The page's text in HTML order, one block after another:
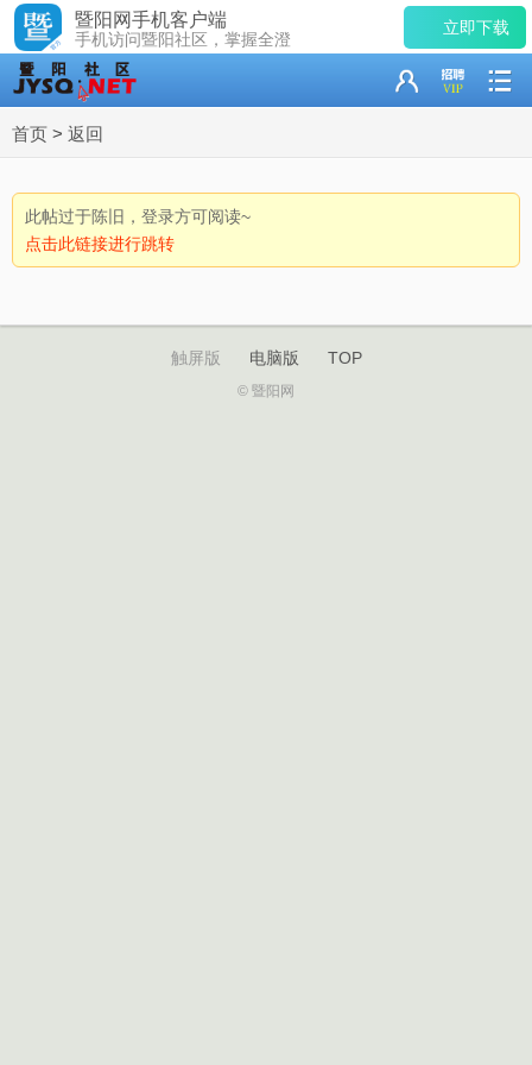
暨阳网手机客户端
手机访问暨阳社区，掌握全澄
立即下载
首页 > 返回
此帖过于陈旧，登录方可阅读~
点击此链接进行跳转
触屏版 电脑版 TOP
© 暨阳网